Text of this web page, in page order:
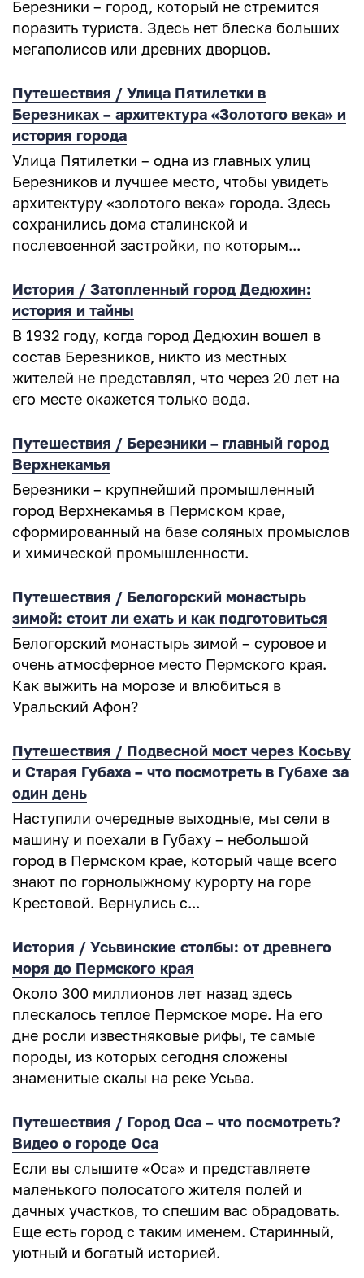
Березники – город, который не стремится
поразить туриста. Здесь нет блеска больших
мегаполисов или древних дворцов.
Путешествия / Улица Пятилетки в
Березниках – архитектура «Золотого века» и
история города
Улица Пятилетки – одна из главных улиц
Березников и лучшее место, чтобы увидеть
архитектуру «золотого века» города. Здесь
сохранились дома сталинской и
послевоенной застройки, по которым...
История / Затопленный город Дедюхин:
история и тайны
В 1932 году, когда город Дедюхин вошел в
состав Березников, никто из местных
жителей не представлял, что через 20 лет на
его месте окажется только вода.
Путешествия / Березники – главный город
Верхнекамья
Березники – крупнейший промышленный
город Верхнекамья в Пермском крае,
сформированный на базе соляных промыслов
и химической промышленности.
Путешествия / Белогорский монастырь
зимой: стоит ли ехать и как подготовиться
Белогорский монастырь зимой – суровое и
очень атмосферное место Пермского края.
Как выжить на морозе и влюбиться в
Уральский Афон?
Путешествия / Подвесной мост через Косьву
и Старая Губаха – что посмотреть в Губахе за
один день
Наступили очередные выходные, мы сели в
машину и поехали в Губаху – небольшой
город в Пермском крае, который чаще всего
знают по горнолыжному курорту на горе
Крестовой. Вернулись с...
История / Усьвинские столбы: от древнего
моря до Пермского края
Около 300 миллионов лет назад здесь
плескалось теплое Пермское море. На его
дне росли известняковые рифы, те самые
породы, из которых сегодня сложены
знаменитые скалы на реке Усьва.
Путешествия / Город Оса – что посмотреть?
Видео о городе Оса
Если вы слышите «Оса» и представляете
маленького полосатого жителя полей и
дачных участков, то спешим вас обрадовать.
Еще есть город с таким именем. Старинный,
уютный и богатый историей.